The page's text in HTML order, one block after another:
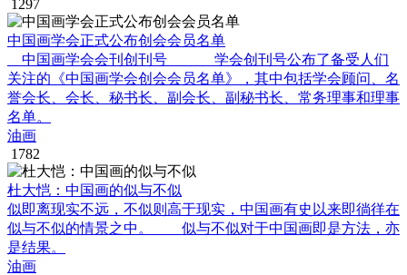
1297
中国画学会正式公布创会会员名单
中国画学会会刊创刊号 学会创刊号公布了备受人们
关注的《中国画学会创会会员名单》，其中包括学会顾问、名
誉会长、会长、秘书长、副会长、副秘书长、常务理事和理事
名单。
油画
1782
杜大恺：中国画的似与不似
似即离现实不远，不似则高于现实，中国画有史以来即徜徉在
似与不似的情景之中。 似与不似对于中国画即是方法，亦
是结果。
油画